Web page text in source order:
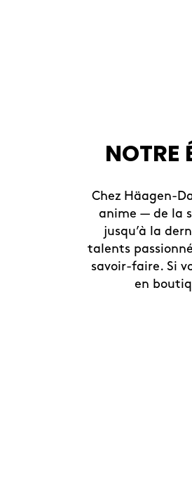
NOTRE
Chez Häagen-
anime — de la
jusqu’à la
talents
savoir-faire. Si
en